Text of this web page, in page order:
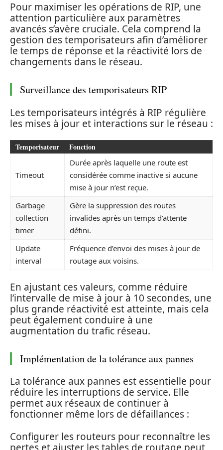
Pour maximiser les opérations de RIP, une
attention particulière aux paramètres
avancés s’avère cruciale. Cela comprend la
gestion des temporisateurs afin d’améliorer
le temps de réponse et la réactivité lors de
changements dans le réseau.
Surveillance des temporisateurs RIP
Les temporisateurs intégrés à RIP régulière
les mises à jour et interactions sur le réseau :
Temporisateur Fonction
Timeout
Durée après laquelle une route est
considérée comme inactive si aucune
mise à jour n’est reçue.
Garbage
collection
timer
Gère la suppression des routes
invalides après un temps d’attente
défini.
Update
interval
Fréquence d’envoi des mises à jour de
routage aux voisins.
En ajustant ces valeurs, comme réduire
l’intervalle de mise à jour à 10 secondes, une
plus grande réactivité est atteinte, mais cela
peut également conduire à une
augmentation du trafic réseau.
Implémentation de la tolérance aux pannes
La tolérance aux pannes est essentielle pour
réduire les interruptions de service. Elle
permet aux réseaux de continuer à
fonctionner même lors de défaillances :
Configurer les routeurs pour reconnaître les